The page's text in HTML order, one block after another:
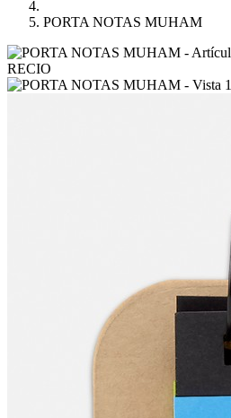
PORTA NOTAS MUHAM